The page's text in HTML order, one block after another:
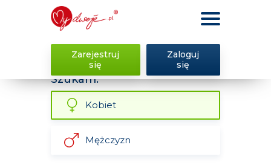
Zarejestruj
się
Zaloguj
się
Szukam:
Kobiet
Mężczyzn